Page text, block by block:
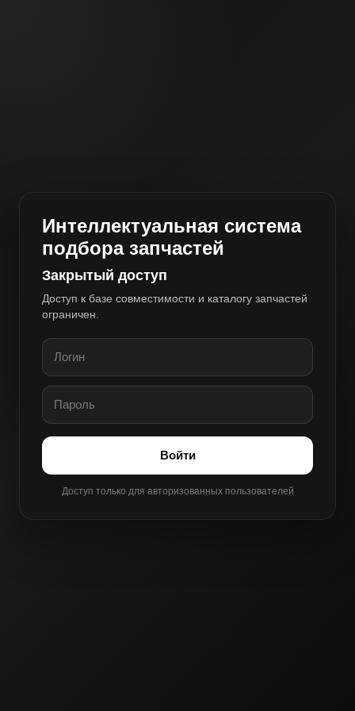
Интеллектуальная система
подбора запчастей
Закрытый доступ
Доступ к базе совместимости и каталогу запчастей
ограничен.
Войти
Доступ только для авторизованных пользователей